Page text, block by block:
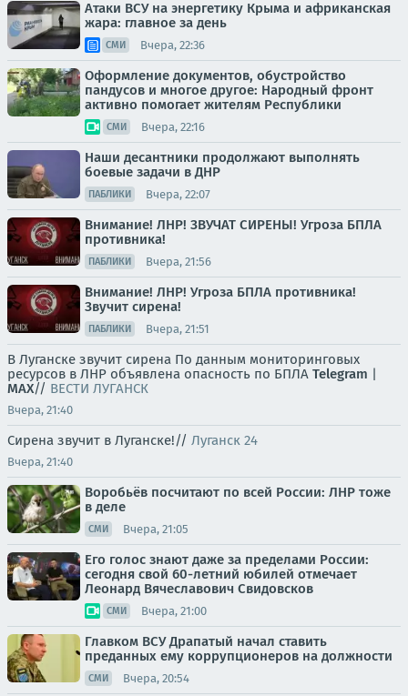
Атаки ВСУ на энергетику Крыма и африканская
жара: главное за день
СМИ Вчера, 22:36
Оформление документов, обустройство
пандусов и многое другое: Народный фронт
активно помогает жителям Республики
СМИ Вчера, 22:16
Наши десантники продолжают выполнять
боевые задачи в ДНР
ПАБЛИКИ Вчера, 22:07
Внимание! ЛНР! ЗВУЧАТ СИРЕНЫ! Угроза БПЛА
противника!
ПАБЛИКИ Вчера, 21:56
Внимание! ЛНР! Угроза БПЛА противника!
Звучит сирена!
ПАБЛИКИ Вчера, 21:51
В Луганске звучит сирена По данным мониторинговых
ресурсов в ЛНР объявлена опасность по БПЛА Telegram |
MAX// ВЕСТИ ЛУГАНСК
Вчера, 21:40
Сирена звучит в Луганске!// Луганск 24
Вчера, 21:40
Воробьёв посчитают по всей России: ЛНР тоже
в деле
СМИ Вчера, 21:05
Его голос знают даже за пределами России:
сегодня свой 60-летний юбилей отмечает
Леонард Вячеславович Свидовсков
СМИ Вчера, 21:00
Главком ВСУ Драпатый начал ставить
преданных ему коррупционеров на должности
СМИ Вчера, 20:54